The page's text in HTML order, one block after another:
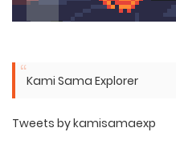
Kami Sama Explorer
Tweets by kamisamaexp